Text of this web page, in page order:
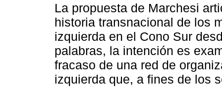
La propuesta de Marchesi
historia transnacional de los
izquierda en el Cono Sur
palabras, la intención es
fracaso de una red de
izquierda que, a fines de los